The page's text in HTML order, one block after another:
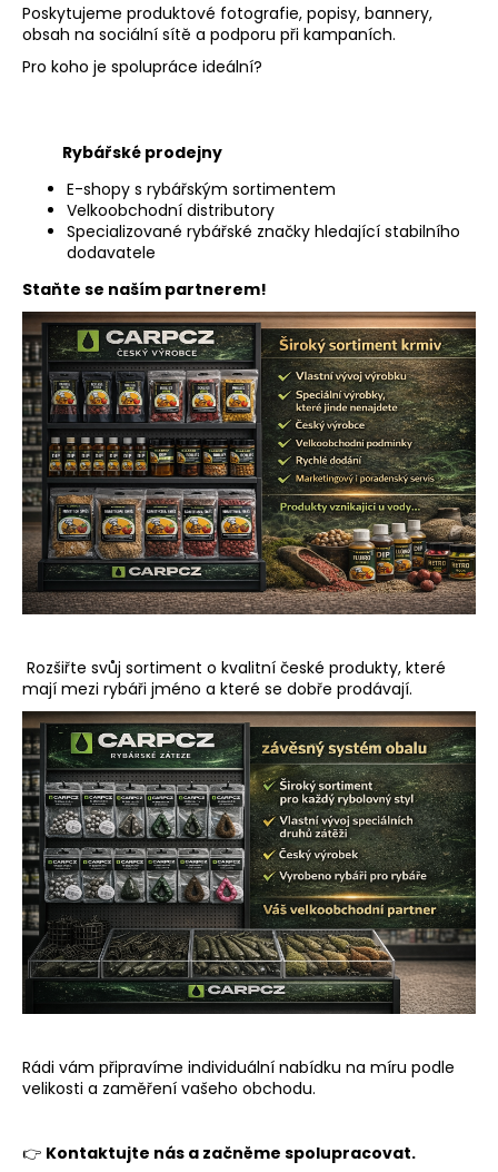
Poskytujeme produktové fotografie, popisy, bannery,
obsah na sociální sítě a podporu při kampaních.
Pro koho je spolupráce ideální?
Rybářské prodejny
E-shopy s rybářským sortimentem
Velkoobchodní distributory
Specializované rybářské značky hledající stabilního
dodavatele
Staňte se naším partnerem!
Rozšiřte svůj sortiment o kvalitní české produkty, které
mají mezi rybáři jméno a které se dobře prodávají.
Rádi vám připravíme individuální nabídku na míru podle
velikosti a zaměření vašeho obchodu.
👉 Kontaktujte nás a začněme spolupracovat.